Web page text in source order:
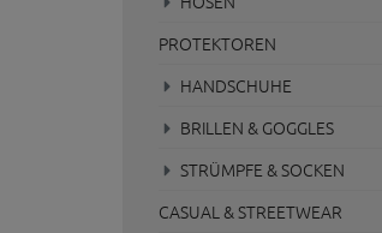
PROTEKTOREN
HANDSCHUHE
BRILLEN & GOGGLES
STRÜMPFE & SOCKEN
CASUAL & STREETWEAR